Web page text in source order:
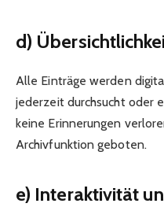
d)
Alle Einträge werden
jederzeit durchsucht oder
keine Erinnerungen
Archivfunktion geboten.
e) Interaktivität